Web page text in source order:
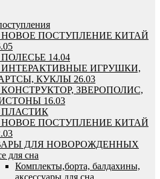
НОВОЕ ПОСТУПЛЕНИЕ КИТАЙ
ПОЛЕСЬЕ 14.04
ИНТЕРАКТИВНЫЕ ИГРУШКИ,
КУКЛЫ 26.03
КОНСТРУКТОР, ЗВЕРОПОЛИС,
16.03
ПЛАСТИК
НОВОЕ ПОСТУПЛЕНИЕ КИТАЙ
ДЛЯ НОВОРОЖДЕННЫХ
для сна
Комплекты,борта, балдахины,
аксессуары для сна